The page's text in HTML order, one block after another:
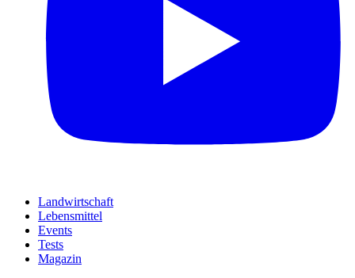
Landwirtschaft
Lebensmittel
Events
Tests
Magazin